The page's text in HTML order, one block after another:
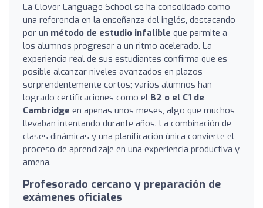
La Clover Language School se ha consolidado como
una referencia en la enseñanza del inglés, destacando
por un método de estudio infalible que permite a
los alumnos progresar a un ritmo acelerado. La
experiencia real de sus estudiantes confirma que es
posible alcanzar niveles avanzados en plazos
sorprendentemente cortos; varios alumnos han
logrado certificaciones como el B2 o el C1 de
Cambridge en apenas unos meses, algo que muchos
llevaban intentando durante años. La combinación de
clases dinámicas y una planificación única convierte el
proceso de aprendizaje en una experiencia productiva y
amena.
Profesorado cercano y preparación de
exámenes oficiales